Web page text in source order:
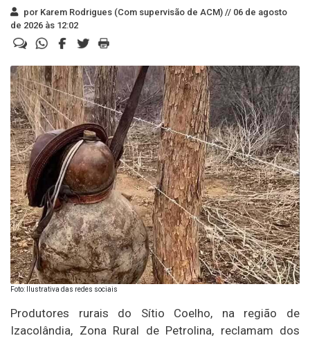
por Karem Rodrigues (Com supervisão de ACM) // 06 de agosto
de 2026 às 12:02
Foto: Ilustrativa das redes sociais
Produtores rurais do Sítio Coelho, na região de
Izacolândia, Zona Rural de Petrolina, reclamam dos